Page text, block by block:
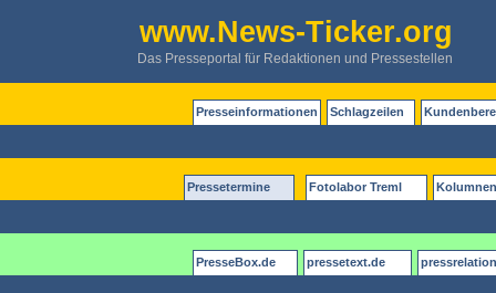
www.News-Ticker.org
Das Presseportal für Redaktionen und Pressestellen
Presseinformationen Schlagzeilen
Pressetermine Fotolabor Treml Kolumnen
PresseBox.de pressetext.de